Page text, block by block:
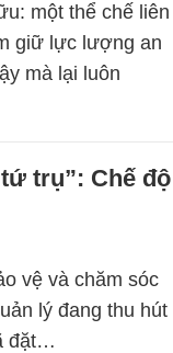
một thể chế liên
giữ lực lượng an
mà lại luôn
trụ”: Chế độ
vệ và chăm sóc
lý đang thu hút
đặt…